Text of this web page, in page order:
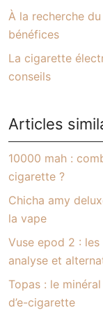
À la recherche
bénéfices
La cigarette
conseils
Articles
10000 mah :
cigarette ?
Chicha amy
la vape
Vuse epod 2 :
analyse et
Topas : le
d’e-cigarette